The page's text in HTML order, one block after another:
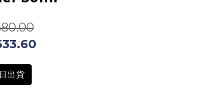
出貨